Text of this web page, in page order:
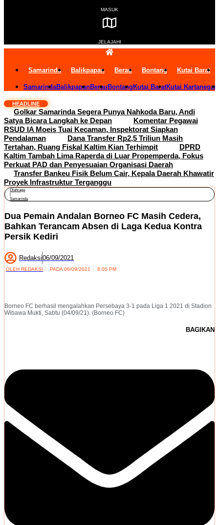
MASUK
JELAJAHI
Samarinda Balikpapan Berau Bontang Kutai Barat
SamarindaBalikpapanBerau Bontang Kutai BaratKutai
HEADLINE
Golkar Samarinda Segera Punya Nahkoda Baru, Andi
Satya Bicara Langkah ke Depan
Komentar Pegawai
RSUD IA Moeis Tuai Kecaman, Inspektorat Siapkan
Pendalaman
Dana Transfer Rp2,5 Triliun Masih
Tertahan, Ruang Fiskal Kaltim Kian Terhimpit
DPRD
Kaltim Tambah Lima Raperda di Luar Propemperda, Fokus
Perkuat PAD dan Penyesuaian Organisasi Daerah
Transfer Bankeu Fisik Belum Cair, Kepala Daerah Khawatir
Proyek Infrastruktur Terganggu
Olahraga
Samarinda
Dua Pemain Andalan Borneo FC Masih Cedera,
Bahkan Terancam Absen di Laga Kedua Kontra
Persik Kediri
Redaksi06/09/2021
OLEH REDAKSI PADA 06/09/2021 8:00 PM
Borneo FC berhasil mengalahkan Persebaya 3-1 pada Liga 1 2021 di Stadion
Wibawa Mukti, Sabtu (04/09/21). (Borneo FC)
BAGIKAN